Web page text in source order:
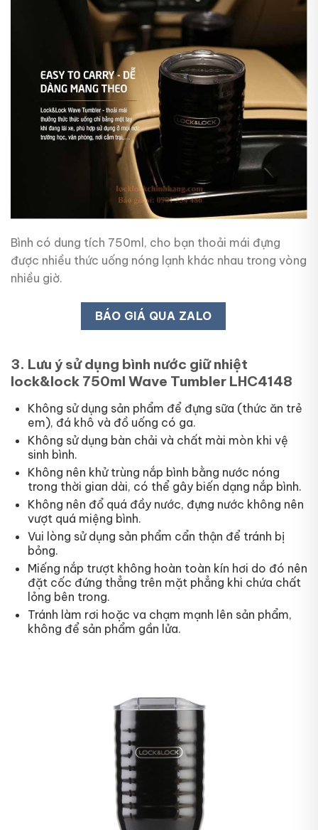
Bình có dung tích 750ml, cho bạn thoải mái đựng
được nhiều thức uống nóng lạnh khác nhau trong vòng
nhiều giờ.
BÁO GIÁ QUA ZALO
3. Lưu ý sử dụng bình nước giữ nhiệt
lock&lock 750ml Wave Tumbler LHC4148
Không sử dụng sản phẩm để đựng sữa (thức ăn trẻ
em), đá khô và đồ uống có ga.
Không sử dụng bàn chải và chất mài mòn khi vệ
sinh bình.
Không nên khử trùng nắp bình bằng nước nóng
trong thời gian dài, có thể gây biến dạng nắp bình.
Không nên đổ quá đầy nước, đựng nước không nên
vượt quá miệng bình.
Vui lòng sử dụng sản phẩm cẩn thận để tránh bị
bỏng.
Miếng nắp trượt không hoàn toàn kín hơi do đó nên
đặt cốc đứng thẳng trên mặt phẳng khi chứa chất
lỏng bên trong.
Tránh làm rơi hoặc va chạm mạnh lên sản phẩm,
không để sản phẩm gần lửa.